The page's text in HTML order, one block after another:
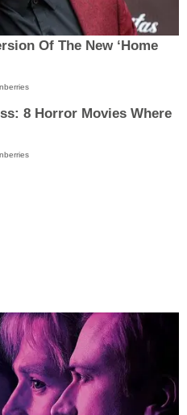
Of The New ‘Home
8 Horror Movies Where